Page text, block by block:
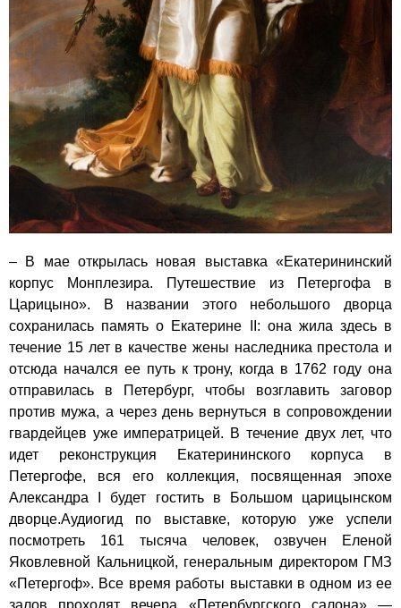
– В мае открылась новая выставка «Екатерининский
корпус Монплезира. Путешествие из Петергофа в
Царицыно». В названии этого небольшого дворца
сохранилась память о Екатерине II: она жила здесь в
течение 15 лет в качестве жены наследника престола и
отсюда начался ее путь к трону, когда в 1762 году она
отправилась в Петербург, чтобы возглавить заговор
против мужа, а через день вернуться в сопровождении
гвардейцев уже императрицей. В течение двух лет, что
идет реконструкция Екатерининского корпуса в
Петергофе, вся его коллекция, посвященная эпохе
Александра I будет гостить в Большом царицынском
дворце.Аудиогид по выставке, которую уже успели
посмотреть 161 тысяча человек, озвучен Еленой
Яковлевной Кальницкой, генеральным директором ГМЗ
«Петергоф». Все время работы выставки в одном из ее
залов проходят вечера «Петербургского салона» —